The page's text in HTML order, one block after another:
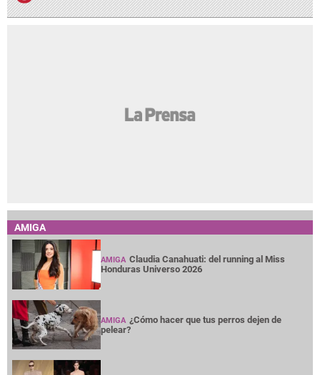
AMIGA
AMIGA Claudia Canahuati: del running al Miss
Honduras Universo 2026
AMIGA ¿Cómo hacer que tus perros dejen de
pelear?